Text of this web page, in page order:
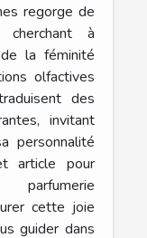
regorge de
à
de la féminité
olfactives
des
invitant
personnalité
article pour
cette joie
guider dans